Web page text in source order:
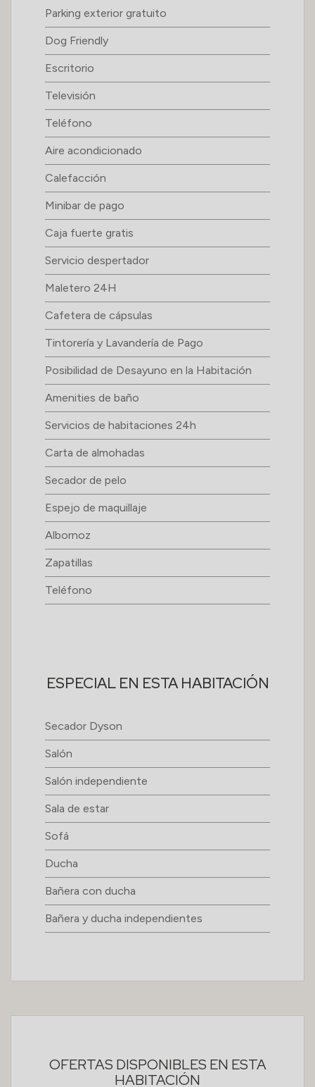
Parking exterior gratuito
Dog Friendly
Escritorio
Televisión
Teléfono
Aire acondicionado
Calefacción
Minibar de pago
Caja fuerte gratis
Servicio despertador
Maletero 24H
Cafetera de cápsulas
Tintorería y Lavandería de Pago
Posibilidad de Desayuno en la Habitación
Amenities de baño
Servicios de habitaciones 24h
Carta de almohadas
Secador de pelo
Espejo de maquillaje
Albornoz
Zapatillas
Teléfono
ESPECIAL EN ESTA HABITACIÓN
Secador Dyson
Salón
Salón independiente
Sala de estar
Sofá
Ducha
Bañera con ducha
Bañera y ducha independientes
OFERTAS DISPONIBLES EN ESTA
HABITACIÓN